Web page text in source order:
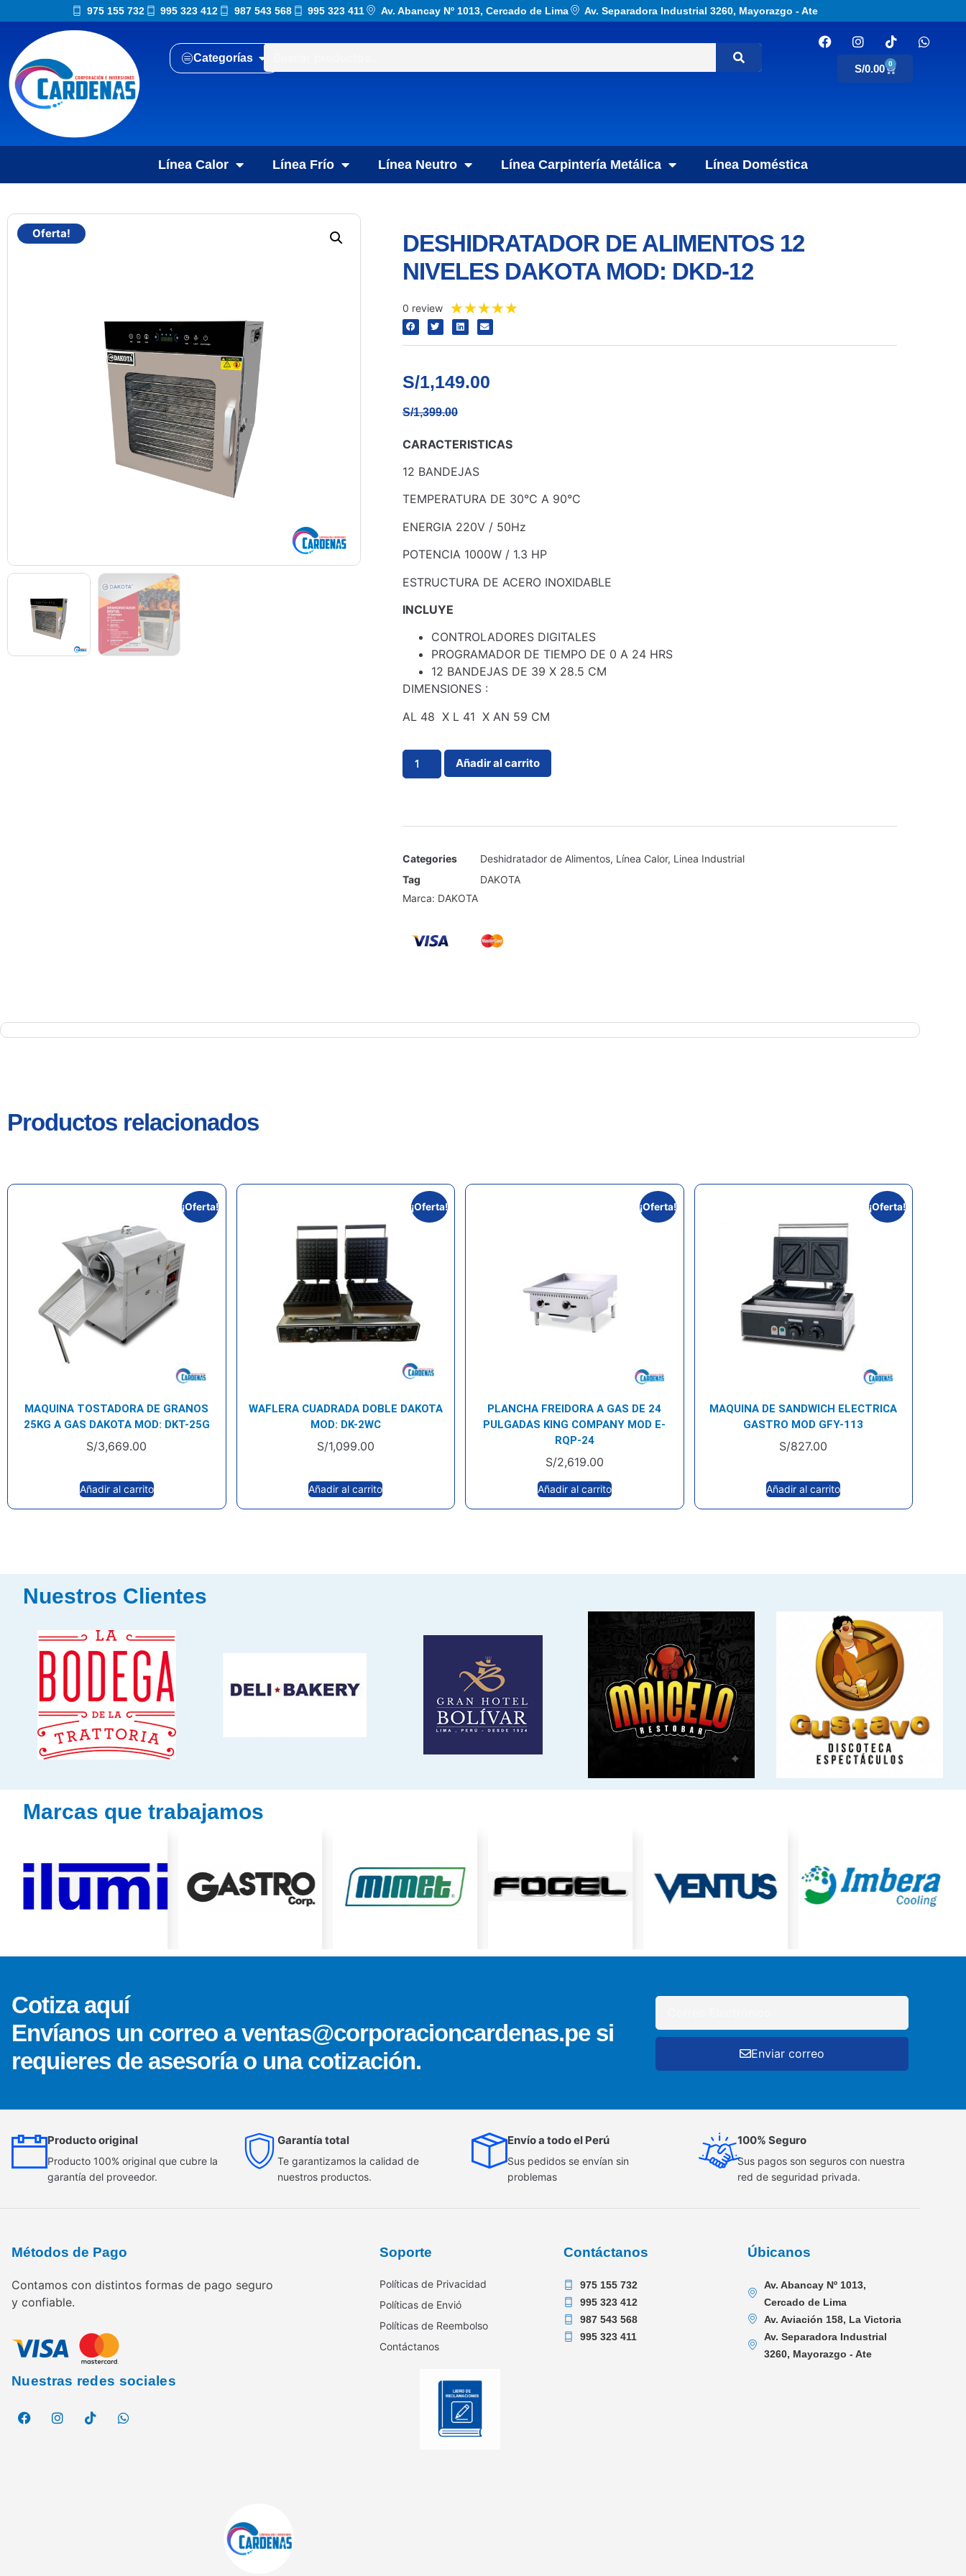
975 155 732 995 323 412 987 543 568 995 323 411 Av. Abancay Nº 1013, Cercado de Lima Av. Separadora Industrial 3260, Mayorazgo - Ate
Categorías
S/0.00 0
Línea Calor Línea Frío Línea Neutro Línea Carpintería Metálica Línea Doméstica
Oferta!
DESHIDRATADOR DE ALIMENTOS 12
NIVELES DAKOTA MOD: DKD-12
0 review ★★★★★
S/1,149.00
S/1,399.00
CARACTERISTICAS
12 BANDEJAS
TEMPERATURA DE 30°C A 90°C
ENERGIA 220V / 50Hz
POTENCIA 1000W / 1.3 HP
ESTRUCTURA DE ACERO INOXIDABLE
INCLUYE
CONTROLADORES DIGITALES
PROGRAMADOR DE TIEMPO DE 0 A 24 HRS
12 BANDEJAS DE 39 X 28.5 CM
DIMENSIONES :
AL 48 X L 41 X AN 59 CM
Añadir al carrito
Categories Deshidratador de Alimentos, Línea Calor, Linea Industrial
Tag
DAKOTA
Marca: DAKOTA
Productos relacionados
¡Oferta!
MAQUINA TOSTADORA DE GRANOS
25KG A GAS DAKOTA MOD: DKT-25G
S/3,669.00
Añadir al carrito
¡Oferta!
WAFLERA CUADRADA DOBLE DAKOTA
MOD: DK-2WC
S/1,099.00
Añadir al carrito
¡Oferta!
PLANCHA FREIDORA A GAS DE 24
PULGADAS KING COMPANY MOD E-
RQP-24
S/2,619.00
Añadir al carrito
¡Oferta!
MAQUINA DE SANDWICH ELECTRICA
GASTRO MOD GFY-113
S/827.00
Añadir al carrito
Nuestros Clientes
Marcas que trabajamos
Cotiza aquí
Envíanos un correo a ventas@corporacioncardenas.pe si
requieres de asesoría o una cotización.
Enviar correo
Producto original
Producto 100% original que cubre la
garantía del proveedor.
Garantía total
Te garantizamos la calidad de
nuestros productos.
Envío a todo el Perú
Sus pedidos se envían sin
problemas
100% Seguro
Sus pagos son seguros con nuestra
red de seguridad privada.
Métodos de Pago
Contamos con distintos formas de pago seguro
y confiable.
Nuestras redes sociales
Soporte
Políticas de Privacidad
Políticas de Envió
Políticas de Reembolso
Contáctanos
Contáctanos
975 155 732
995 323 412
987 543 568
995 323 411
Úbicanos
Av. Abancay Nº 1013,
Cercado de Lima
Av. Aviación 158, La Victoria
Av. Separadora Industrial
3260, Mayorazgo - Ate